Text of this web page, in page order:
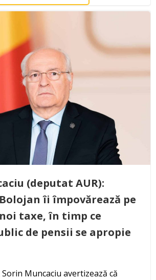
(deputat AUR):
îi împovărează pe
taxe, în timp ce
de pensii se apropie
Muncaciu avertizează că